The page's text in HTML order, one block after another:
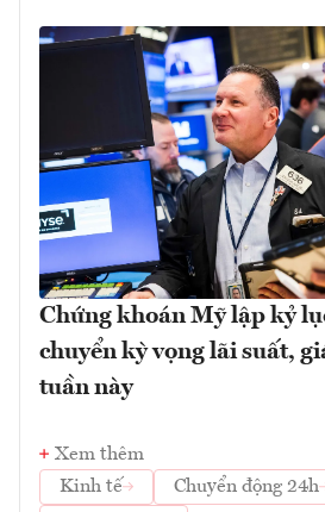
Chứng khoán Mỹ lập kỷ
chuyển kỳ vọng lãi suất,
tuần này
Xem thêm
Kinh tế
Chuyển động 24h